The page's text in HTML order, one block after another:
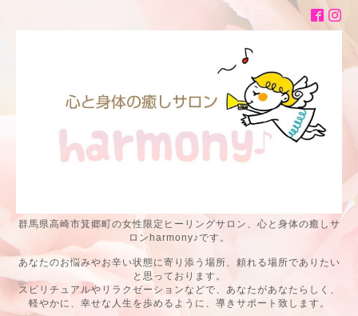
群馬県高崎市箕郷町の女性限定ヒーリングサロン、心と身体の癒しサ
ロンharmony♪です。
あなたのお悩みやお辛い状態に寄り添う場所、頼れる場所でありたい
と思っております。
スピリチュアルやリラクゼーションなどで、あなたがあなたらしく、
軽やかに、幸せな人生を歩めるように、導きサポート致します。